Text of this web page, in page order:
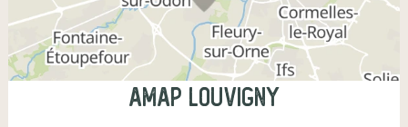
AMAP Louvigny